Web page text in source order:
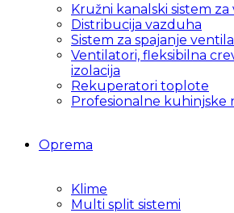
Kružni kanalski sistem
Distribucija vazduha
Sistem za spajanje
Ventilatori, fleksibilna
izolacija
Rekuperatori toplote
Profesionalne kuhinjske
Oprema
Klime
Multi split sistemi